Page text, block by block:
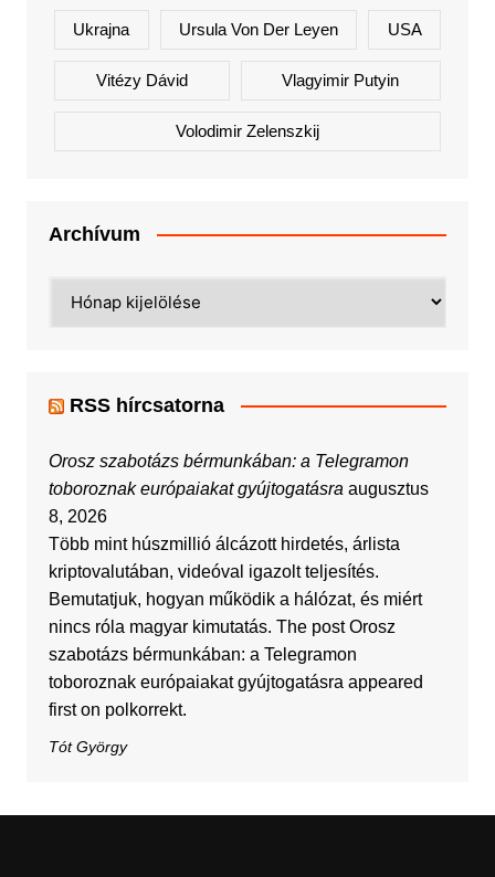
Ukrajna Ursula Von Der Leyen USA
Vitézy Dávid Vlagyimir Putyin
Volodimir Zelenszkij
Archívum
RSS hírcsatorna
Orosz szabotázs bérmunkában: a Telegramon
toboroznak európaiakat gyújtogatásra augusztus
8, 2026
Több mint húszmillió álcázott hirdetés, árlista
kriptovalutában, videóval igazolt teljesítés.
Bemutatjuk, hogyan működik a hálózat, és miért
nincs róla magyar kimutatás. The post Orosz
szabotázs bérmunkában: a Telegramon
toboroznak európaiakat gyújtogatásra appeared
first on polkorrekt.
Tót György